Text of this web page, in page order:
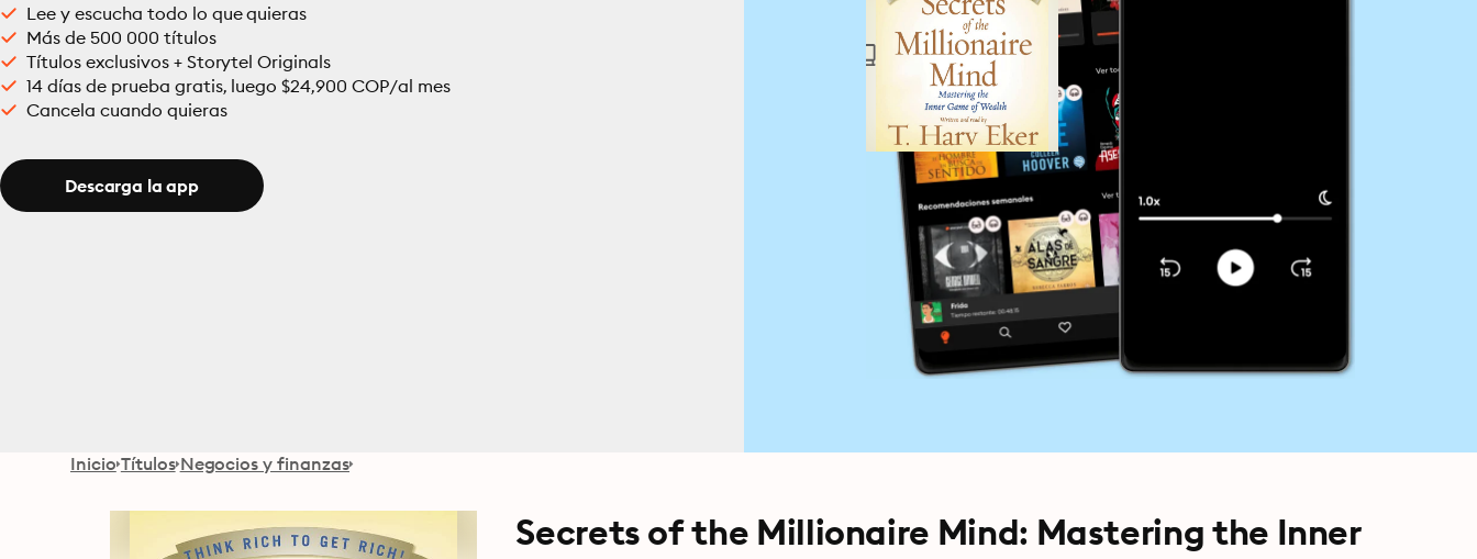
Lee y escucha todo lo que quieras
Más de 500 000 títulos
Títulos exclusivos + Storytel Originals
14 días de prueba gratis, luego $24,900 COP/al mes
Cancela cuando quieras
Descarga la app
Inicio Títulos Negocios y finanzas
Secrets of the Millionaire Mind: Mastering the Inner